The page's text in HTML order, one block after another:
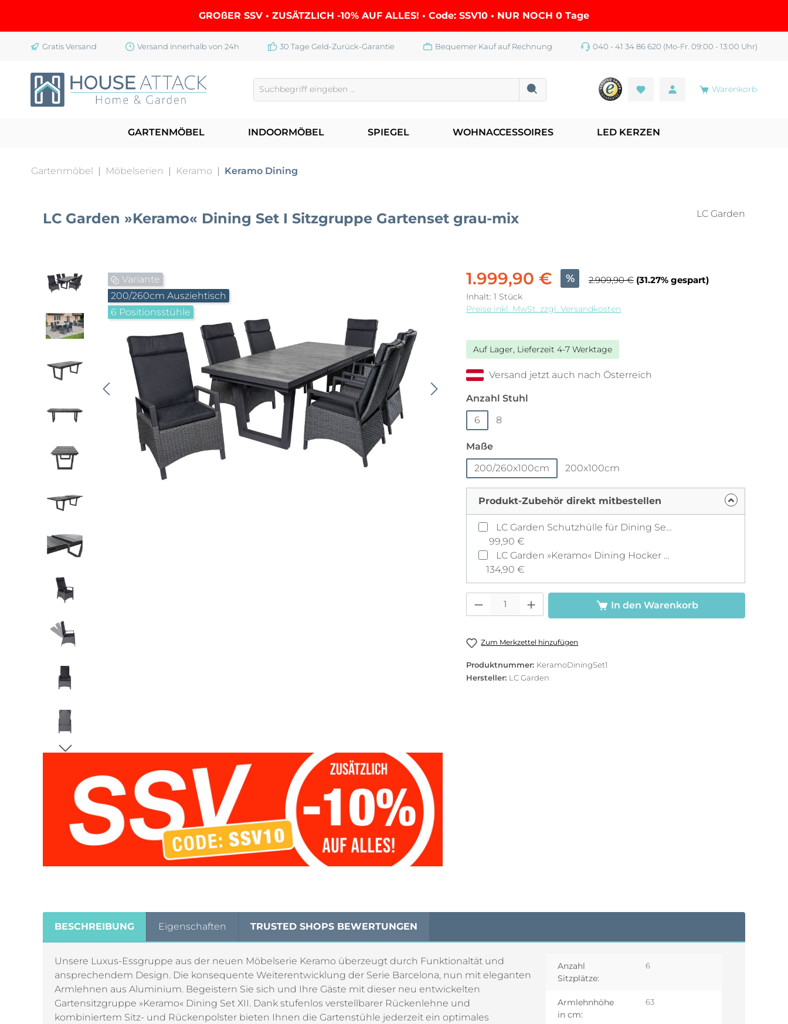
Zur Hauptnavigation springenGROßER SSV • ZUSÄTZLICH -10% AUF ALLES! • Code: SSV10 • NUR NOCH 0 Tage
Gratis Versand Versand innerhalb von 24h 30 Tage Geld-Zurück-Garantie Bequemer Kauf auf Rechnung 040 - 41 34 86 620 (Mo-Fr. 09:00 - 13:00 Uhr)
Warenkorb
GARTENMÖBEL INDOORMÖBEL SPIEGEL WOHNACCESSOIRES LED KERZEN
Gartenmöbel | Möbelserien | Keramo | Keramo Dining
LC Garden »Keramo« Dining Set I Sitzgruppe Gartenset grau-mix LC Garden
Variante
200/260cm Ausziehtisch
6 Positionsstühle
1.999,90 € % 2.909,90 € (31.27% gespart)
Inhalt:1 Stück
Preise inkl. MwSt. zzgl. Versandkosten
Auf Lager, Lieferzeit 4-7 Werktage
Versand jetzt auch nach Österreich
Anzahl Stuhl
6
8
Maßeauswählen
200/260x100cm
200x100cm
Produkt-Zubehör direkt mitbestellen
LC Garden Schutzhülle für Dining Sets L grau 310x180x115cm
99,90 €
LC Garden »Keramo« Dining Hocker Fußbank grau
134,90 €
Produkt Anzahl: Gib den gewünschten Wert ein oder benutze die Schaltflächen um die
In den Warenkorb
Zum Merkzettel hinzufügen
Produktnummer: KeramoDiningSet1
Hersteller: LC Garden
BESCHREIBUNG Eigenschaften TRUSTED SHOPS BEWERTUNGEN
Unsere Luxus-Essgruppe aus der neuen Möbelserie Keramo überzeugt durch Funktionaltät und
ansprechendem Design. Die konsequente Weiterentwicklung der Serie Barcelona, nun mit eleganten
Armlehnen aus Aluminium. Begeistern Sie sich und Ihre Gäste mit dieser neu entwickelten
Gartensitzgruppe »Keramo« Dining Set XII. Dank stufenlos verstellbarer Rückenlehne und
kombiniertem Sitz- und Rückenpolster bieten Ihnen die Gartenstühle jederzeit ein optimales
Anzahl
Sitzplätze:
6
Armlehnhöhe
in cm:
63